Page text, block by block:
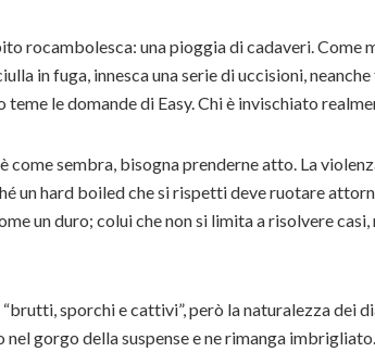
rocambolesca: una pioggia di cadaveri. Come
in fuga, innesca una serie di uccisioni,
teme le domande di Easy. Chi è invischiato
come sembra, bisogna prenderne atto. La
un hard boiled che si rispetti deve ruotare
un duro; colui che non si limita a risolvere
sporchi e cattivi”, però la naturalezza dei
gorgo della suspense e ne rimanga imbrigliato.